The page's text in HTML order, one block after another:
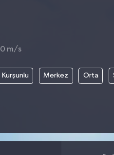
m/s
Kurşunlu Merkez Orta